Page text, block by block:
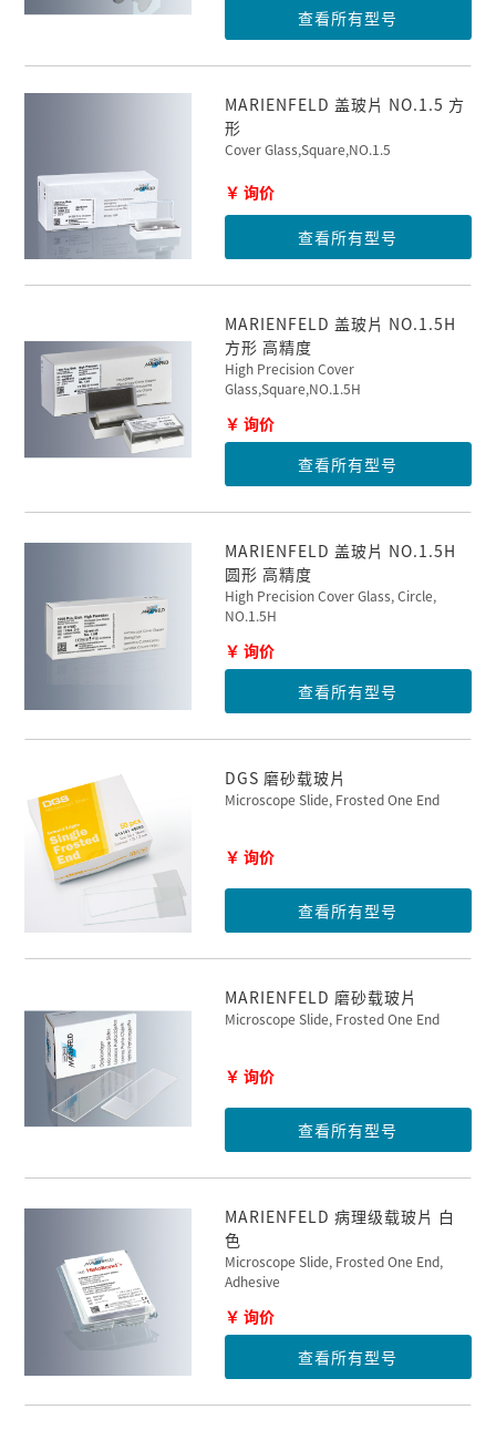
查看所有型号
MARIENFELD 盖玻片 NO.1.5 方
形
Cover Glass,Square,NO.1.5
￥ 询价
查看所有型号
MARIENFELD 盖玻片 NO.1.5H
方形 高精度
High Precision Cover
Glass,Square,NO.1.5H
￥ 询价
查看所有型号
MARIENFELD 盖玻片 NO.1.5H
圆形 高精度
High Precision Cover Glass, Circle,
NO.1.5H
￥ 询价
查看所有型号
DGS 磨砂载玻片
Microscope Slide, Frosted One End
￥ 询价
查看所有型号
MARIENFELD 磨砂载玻片
Microscope Slide, Frosted One End
￥ 询价
查看所有型号
MARIENFELD 病理级载玻片 白
色
Microscope Slide, Frosted One End,
Adhesive
￥ 询价
查看所有型号